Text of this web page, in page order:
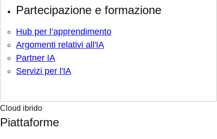
Partecipazione e formazione
Hub per l’apprendimento
Argomenti relativi all'IA
Partner IA
Servizi per l'IA
Cloud ibrido
Piattaforme